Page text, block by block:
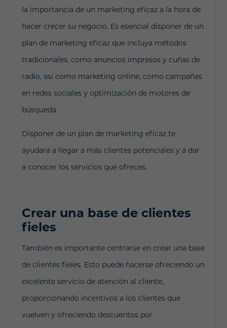
la importancia de un marketing eficaz a la hora de
hacer crecer su negocio. Es esencial disponer de un
plan de marketing eficaz que incluya métodos
tradicionales, como anuncios impresos y cuñas de
radio, así como marketing online, como campañas
en redes sociales y optimización de motores de
búsqueda.
Disponer de un plan de marketing eficaz te
ayudará a llegar a más clientes potenciales y a dar
a conocer los servicios que ofreces.
Crear una base de clientes
fieles
También es importante centrarse en crear una base
de clientes fieles. Esto puede hacerse ofreciendo un
excelente servicio de atención al cliente,
proporcionando incentivos a los clientes que
vuelven y ofreciendo descuentos por